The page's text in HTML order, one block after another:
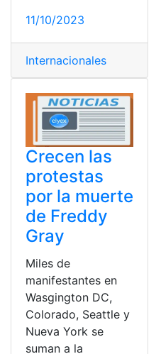
11/10/2023
Internacionales
Crecen las
protestas
por la muerte
de Freddy
Gray
Miles de
manifestantes en
Wasgington DC,
Colorado, Seattle y
Nueva York se
suman a la